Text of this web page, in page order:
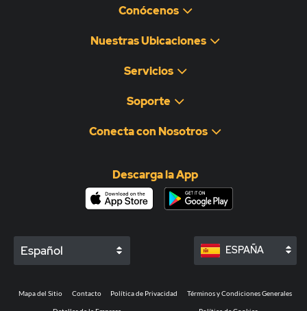
Conócenos
Nuestras Ubicaciones
Servicios
Soporte
Conecta con Nosotros
Descarga la App
Español ESPAÑA
Mapa del Sitio Contacto Política de Privacidad Términos y Condiciones Generales